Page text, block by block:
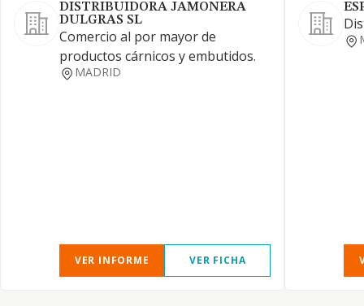
DISTRIBUIDORA JAMONERA
DULGRAS SL
Comercio al por mayor de
productos cárnicos y embutidos.
MADRID
VER INFORME VER FICHA